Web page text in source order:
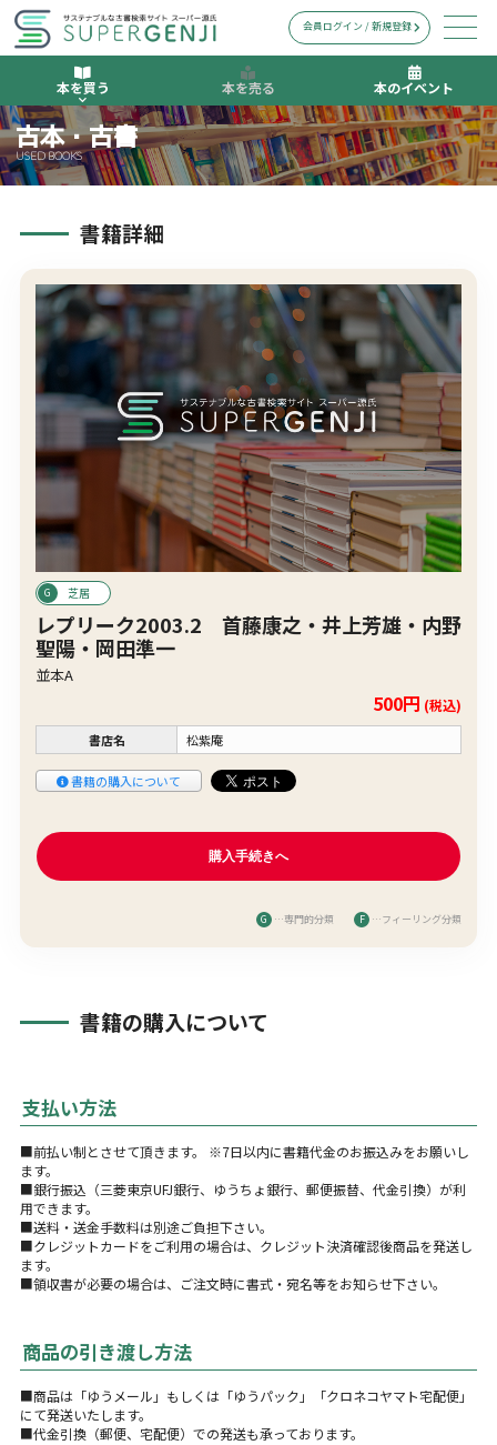
本を買う 本を売る 本のイベント
会員ログイン / 新規登録
古本・古書
USED BOOKS
書籍詳細
芝居
レプリーク2003.2 首藤康之・井上芳雄・内野
聖陽・岡田準一
並本A
500円 (税込)
書店名 松紫庵
書籍の購入について
G …専門的分類 F …フィーリング分類
書籍の購入について
支払い方法
■前払い制とさせて頂きます。 ※7日以内に書籍代金のお振込みをお願いし
ます。
■銀行振込（三菱東京UFJ銀行、ゆうちょ銀行、郵便振替、代金引換）が利
用できます。
■送料・送金手数料は別途ご負担下さい。
■クレジットカードをご利用の場合は、クレジット決済確認後商品を発送し
ます。
■領収書が必要の場合は、ご注文時に書式・宛名等をお知らせ下さい。
商品の引き渡し方法
■商品は「ゆうメール」もしくは「ゆうパック」「クロネコヤマト宅配便」
にて発送いたします。
■代金引換（郵便、宅配便）での発送も承っております。